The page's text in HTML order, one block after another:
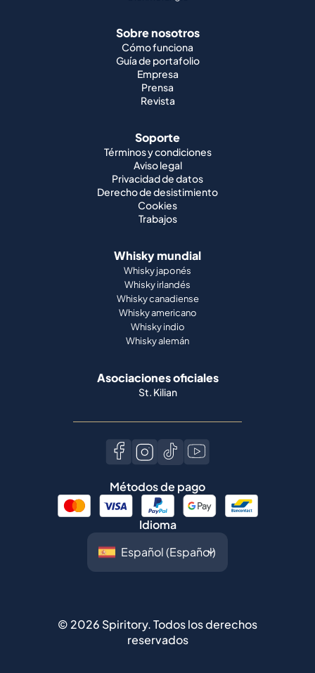
Sobre nosotros
Cómo funciona
Guía de portafolio
Empresa
Prensa
Revista
Soporte
Términos y condiciones
Aviso legal
Privacidad de datos
Derecho de desistimiento
Cookies
Trabajos
Whisky mundial
Whisky japonés
Whisky irlandés
Whisky canadiense
Whisky americano
Whisky indio
Whisky alemán
Asociaciones oficiales
St. Kilian
Métodos de pago
Idioma
© 2026 Spiritory.Todos los derechos
reservados